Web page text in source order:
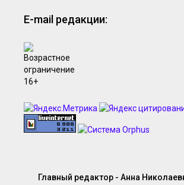
E-mail редакции:
Главный редактор - Анна